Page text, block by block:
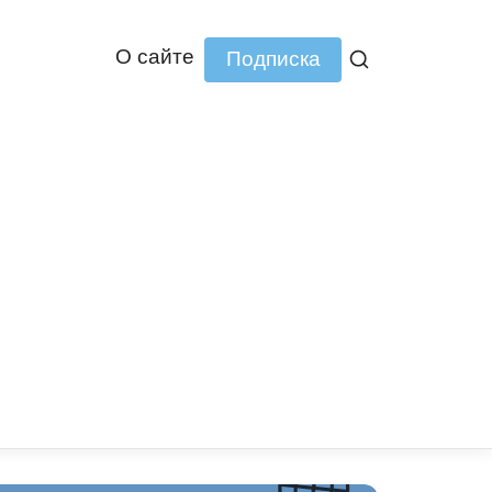
О сайте Подписка